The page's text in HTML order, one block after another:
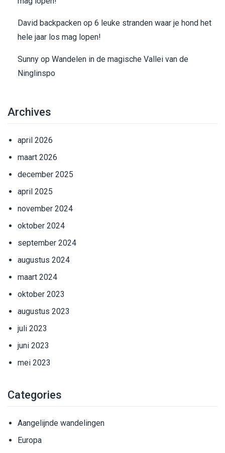
David backpacken op 6 leuke stranden waar je hond het
hele jaar los mag lopen!
Sunny op Wandelen in de magische Vallei van de
Ninglinspo
Archives
april 2026
maart 2026
december 2025
april 2025
november 2024
oktober 2024
september 2024
augustus 2024
maart 2024
oktober 2023
augustus 2023
juli 2023
juni 2023
mei 2023
Categories
Aangelijnde wandelingen
Europa